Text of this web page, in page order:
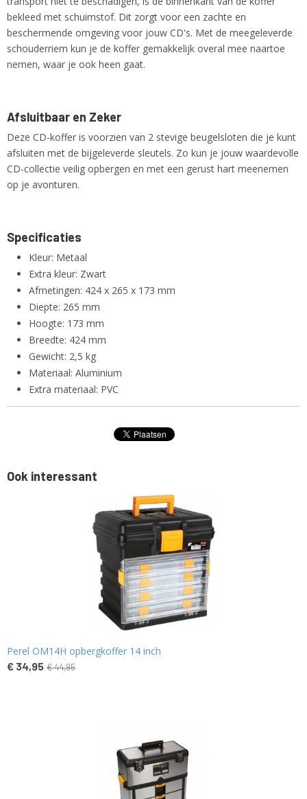
bekleed met schuimstof. Dit zorgt voor een zachte en
beschermende omgeving voor jouw CD's. Met de meegeleverde
schouderriem kun je de koffer gemakkelijk overal mee naartoe
nemen, waar je ook heen gaat.
Afsluitbaar en Zeker
Deze CD-koffer is voorzien van 2 stevige beugelsloten die je kunt
afsluiten met de bijgeleverde sleutels. Zo kun je jouw waardevolle
CD-collectie veilig opbergen en met een gerust hart meenemen
op je avonturen.
Specificaties
Kleur: Metaal
Extra kleur: Zwart
Afmetingen: 424 x 265 x 173 mm
Diepte: 265 mm
Hoogte: 173 mm
Breedte: 424 mm
Gewicht: 2,5 kg
Materiaal: Aluminium
Extra materiaal: PVC
Ook interessant
Perel OM14H opbergkoffer 14 inch
€ 34,95 € 44,95